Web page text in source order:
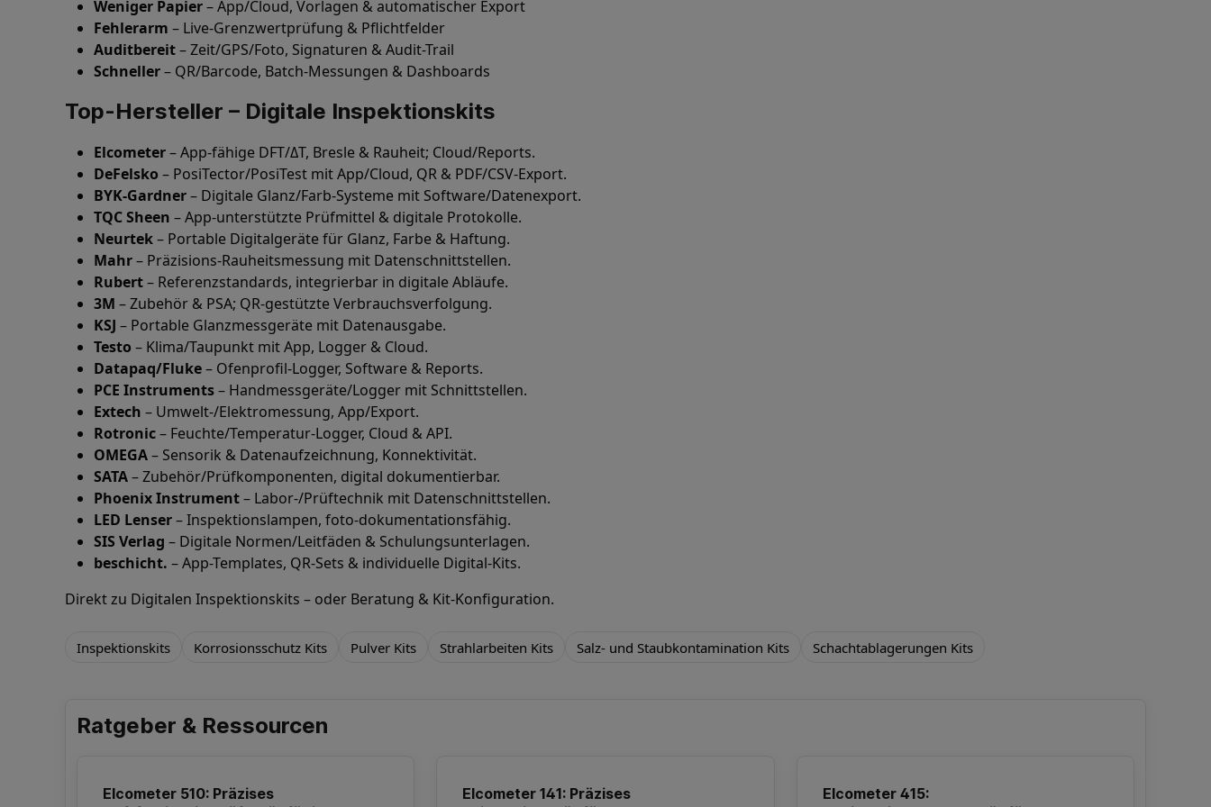
Weniger Papier– App/Cloud, Vorlagen & automatischer Export
Fehlerarm – Live-Grenzwertprüfung & Pflichtfelder
Auditbereit– Zeit/GPS/Foto, Signaturen & Audit-Trail
Schneller– QR/Barcode, Batch-Messungen & Dashboards
Top-Hersteller – Digitale Inspektionskits
Elcometer– App-fähige DFT/ΔT, Bresle & Rauheit; Cloud/Reports.
DeFelsko – PosiTector/PosiTest mit App/Cloud, QR & PDF/CSV-Export.
BYK-Gardner– Digitale Glanz/Farb-Systeme mit Software/Datenexport.
TQC Sheen – App-unterstützte Prüfmittel & digitale Protokolle.
Neurtek– Portable Digitalgeräte für Glanz, Farbe & Haftung.
Mahr– Präzisions-Rauheitsmessung mit Datenschnittstellen.
Rubert– Referenzstandards, integrierbar in digitale Abläufe.
3M – Zubehör & PSA; QR-gestützte Verbrauchsverfolgung.
KSJ – Portable Glanzmessgeräte mit Datenausgabe.
Testo – Klima/Taupunkt mit App, Logger & Cloud.
Datapaq/Fluke– Ofenprofil-Logger, Software & Reports.
PCE Instruments– Handmessgeräte/Logger mit Schnittstellen.
Extech – Umwelt-/Elektromessung, App/Export.
Rotronic– Feuchte/Temperatur-Logger, Cloud & API.
OMEGA– Sensorik & Datenaufzeichnung, Konnektivität.
SATA– Zubehör/Prüfkomponenten, digital dokumentierbar.
Phoenix Instrument– Labor-/Prüftechnik mit Datenschnittstellen.
LED Lenser– Inspektionslampen, foto-dokumentationsfähig.
SIS Verlag – Digitale Normen/Leitfäden & Schulungsunterlagen.
beschicht. – App-Templates, QR-Sets & individuelle Digital-Kits.
Direkt zu Digitalen Inspektionskits – oder Beratung & Kit-Konfiguration.
Inspektionskits Korrosionsschutz Kits Pulver Kits Strahlarbeiten Kits Salz- und Staubkontamination Kits Schachtablagerungen Kits
Ratgeber & Ressourcen
Elcometer 510: Präzises
Elcometer 141: Präzises
Elcometer 415: